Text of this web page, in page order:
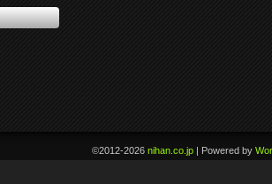
©2012-2026nihan.co.jp | Powered by